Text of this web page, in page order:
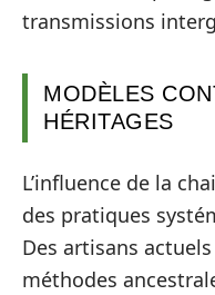
transmissions
MODÈLES
HÉRITAGES
L’influence de la
des pratiques
Des artisans
méthodes